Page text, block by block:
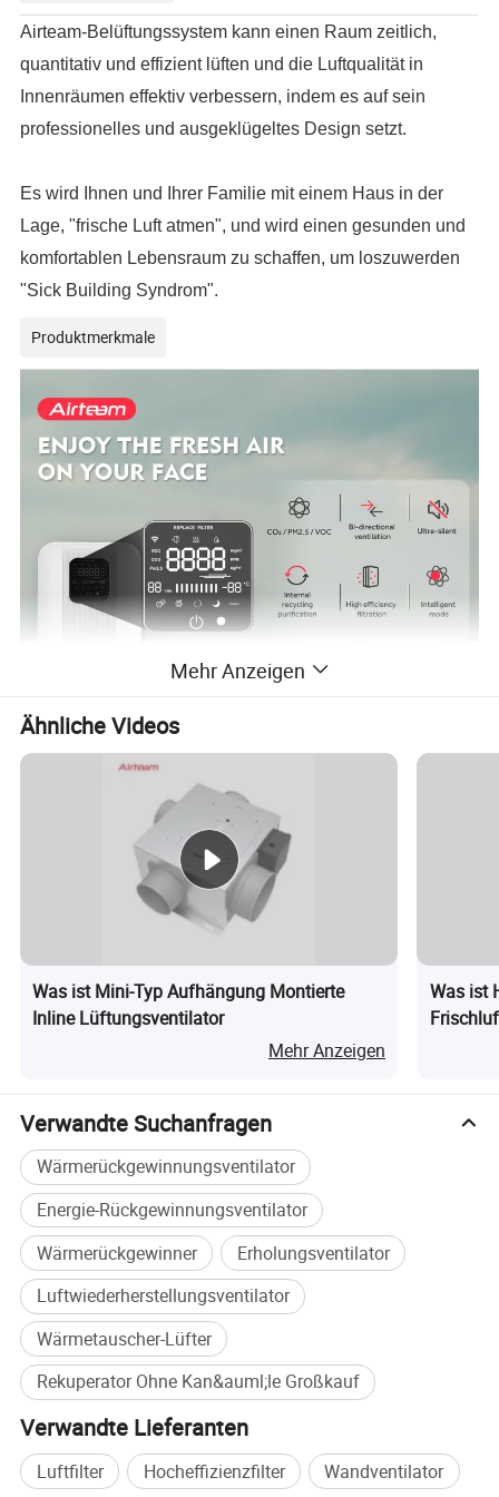
Airteam-Belüftungssystem kann einen Raum zeitlich,
quantitativ und effizient lüften und die Luftqualität in
Innenräumen effektiv verbessern, indem es auf sein
professionelles und ausgeklügeltes Design setzt.
Es wird Ihnen und Ihrer Familie mit einem Haus in der
Lage, "frische Luft atmen", und wird einen gesunden und
komfortablen Lebensraum zu schaffen, um loszuwerden
"Sick Building Syndrom".
Produktmerkmale
Mehr Anzeigen
Ähnliche Videos
Was ist Mini-Typ Aufhängung Montierte
Inline Lüftungsventilator
Mehr Anzeigen
Was ist
Verwandte Suchanfragen
Wärmerückgewinnungsventilator
Energie-Rückgewinnungsventilator
Wärmerückgewinner
Erholungsventilator
Luftwiederherstellungsventilator
Wärmetauscher-Lüfter
Rekuperator Ohne Kan&auml;le Großkauf
Verwandte Lieferanten
Luftfilter Hocheffizienzfilter Wandventilator